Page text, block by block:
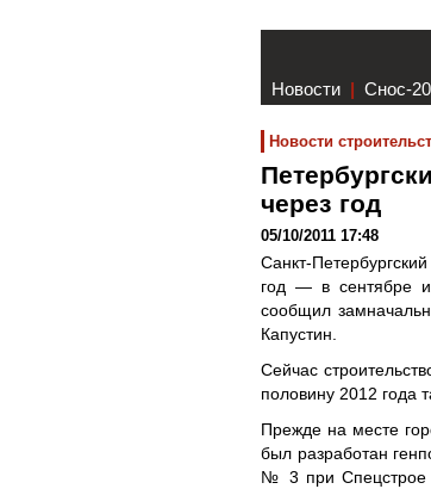
Новости | Снос-
Новости
через год
05/10/2011 17:48
Санкт-
год — в сентябре
сообщил
Капустин.
Сейчас
половину 2012 года
Прежде на месте
был разработан
№ 3 при Спецстрое